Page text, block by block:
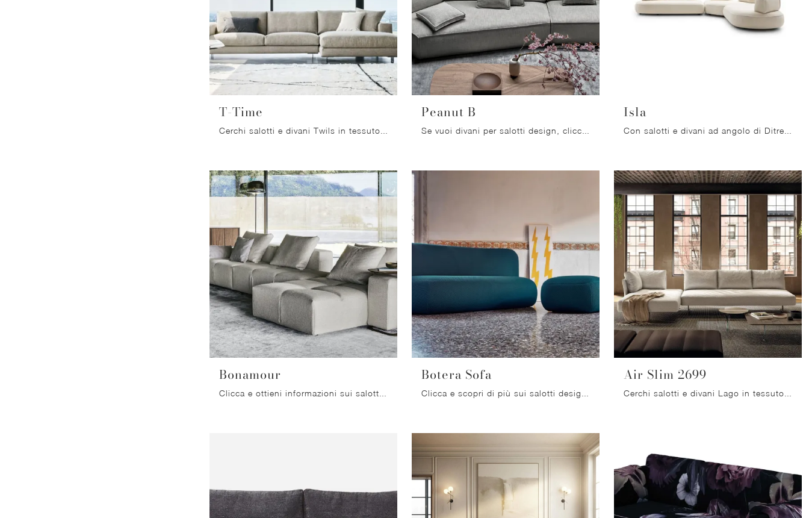
T-Time Peanut B Isla
Bonamour Botera Sofa Air Slim 2699